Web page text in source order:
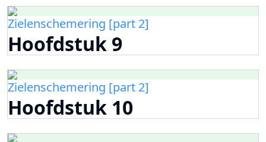
Zielenschemering [part 2]
Hoofdstuk 9
Zielenschemering [part 2]
Hoofdstuk 10